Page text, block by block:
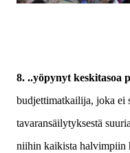
8. ..yöpynyt keskitasoa
budjettimatkailija, joka ei
tavaransäilytyksestä
niihin kaikista halvimpiin